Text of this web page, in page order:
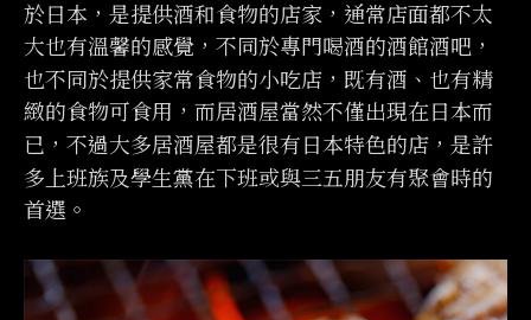
於日本，是提供酒和食物的店家，通常店面都不太
大也有溫馨的感覺，不同於專門喝酒的酒館酒吧，
也不同於提供家常食物的小吃店，既有酒、也有精
緻的食物可食用，而居酒屋當然不僅出現在日本而
已，不過大多居酒屋都是很有日本特色的店，是許
多上班族及學生黨在下班或與三五朋友有聚會時的
首選。